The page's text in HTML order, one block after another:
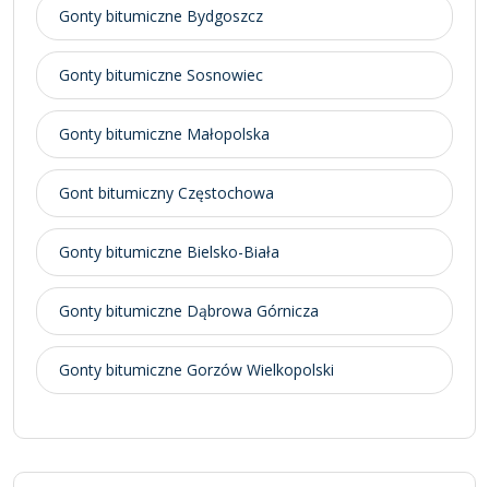
Gonty bitumiczne Bydgoszcz
Gonty bitumiczne Sosnowiec
Gonty bitumiczne Małopolska
Gont bitumiczny Częstochowa
Gonty bitumiczne Bielsko-Biała
Gonty bitumiczne Dąbrowa Górnicza
Gonty bitumiczne Gorzów Wielkopolski